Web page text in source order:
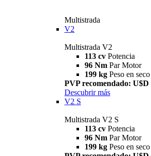
Multistrada
V2
Multistrada V2
113 cv Potencia
96 Nm Par Motor
199 kg Peso en seco
PVP recomendado: U$D
Descubrir más
V2 S
Multistrada V2 S
113 cv Potencia
96 Nm Par Motor
199 kg Peso en seco